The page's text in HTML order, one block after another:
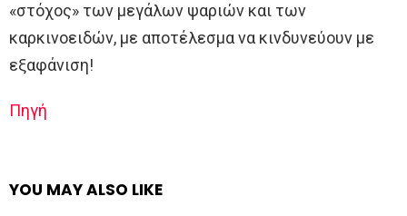
«στόχος» των μεγάλων ψαριών και των
καρκινοειδών, με αποτέλεσμα να κινδυνεύουν με
εξαφάνιση!
Πηγή
YOU MAY ALSO LIKE